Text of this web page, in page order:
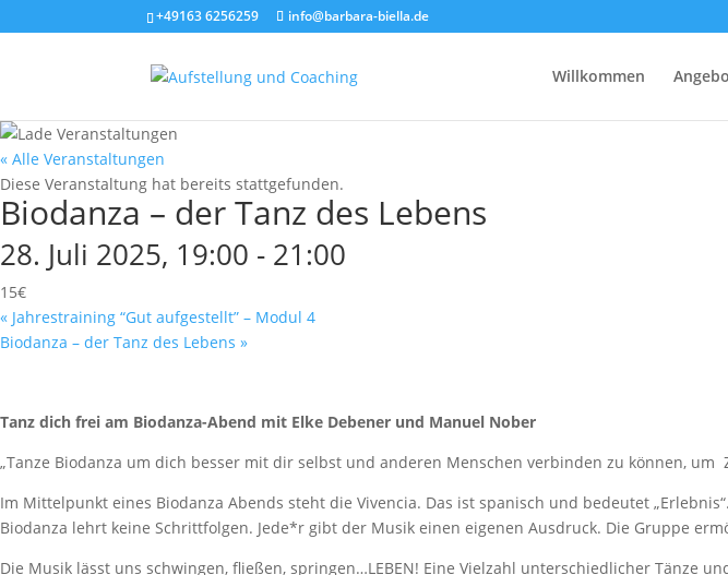
+49163 6256259 info@barbara-biella.de
Willkommen
« Alle Veranstaltungen
Diese Veranstaltung hat bereits stattgefunden.
Biodanza – der Tanz des Lebens
28. Juli 2025, 19:00 - 21:00
15€
« Jahrestraining “Gut aufgestellt” – Modul 4
Biodanza – der Tanz des Lebens »
Tanz dich frei am Biodanza-Abend mit Elke Debener und Manuel Nober
„Tanze Biodanza um dich besser mit dir selbst und anderen Menschen verbinden zu können,
Im Mittelpunkt eines Biodanza Abends steht die Vivencia. Das ist spanisch und bedeutet
Biodanza lehrt keine Schrittfolgen. Jede*r gibt der Musik einen eigenen Ausdruck. Die Gruppe
Die Musik lässt uns schwingen, fließen, springen…LEBEN! Eine Vielzahl unterschiedlicher Tänze